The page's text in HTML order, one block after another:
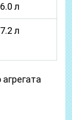
6.0 л
7.2 л